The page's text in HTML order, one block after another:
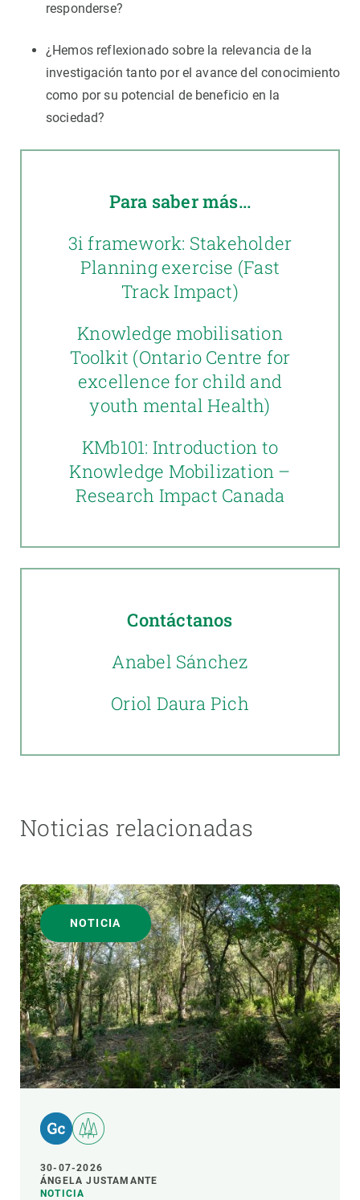
responderse?
¿Hemos reflexionado sobre la relevancia de la
investigación tanto por el avance del conocimiento
como por su potencial de beneficio en la
sociedad?
Para saber más...
3i framework: Stakeholder
Planning exercise (Fast
Track Impact)
Knowledge mobilisation
Toolkit (Ontario Centre for
excellence for child and
youth mental Health)
KMb101: Introduction to
Knowledge Mobilization –
Research Impact Canada
Contáctanos
Anabel Sánchez
Oriol Daura Pich
Noticias relacionadas
NOTICIA
30-07-2026
ÁNGELA JUSTAMANTE
NOTICIA